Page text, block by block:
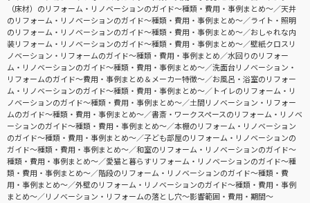
（床材）のリフォーム・リノベーションのガイド〜種類・費用・事例まとめ〜
天井
のリフォーム・リノベーションのガイド〜種類・費用・事例まとめ〜
ライト・照明
のリフォーム・リノベーションのガイド〜種類・費用・事例まとめ〜
おしゃれな内
装リフォーム・リノベーションのガイド〜種類・費用・事例まとめ〜
壁紙クロスリ
ノベーション・リフォームのガイド〜種類・費用・事例まとめ
水回りのリフォー
ム・リノベーションのガイド〜種類・費用・事例まとめ〜
洗面台リノベーション・
リフォームのガイド〜費用・事例まとめ＆メーカー特徴〜
お風呂・浴室のリフォー
ム・リノベーションのガイド〜種類・費用・事例まとめ〜
トイレのリフォーム・リ
ノベーションのガイド〜種類・費用・事例まとめ〜
土間リノベーション・リフォー
ムのガイド〜種類・費用・事例まとめ〜
書斎・ワークスペースのリフォーム・リノベ
ーションのガイド〜種類・費用・事例まとめ〜
本棚のリフォーム・リノベーション
のガイド〜種類・費用・事例まとめ〜
子ども部屋のリフォーム・リノベーションの
ガイド〜種類・費用・事例まとめ〜
和室のリフォーム・リノベーションのガイド〜
種類・費用・事例まとめ〜
愛猫と暮らすリフォーム・リノベーションのガイド〜種
類・費用・事例まとめ〜
階段のリフォーム・リノベーションのガイド〜種類・費
用・事例まとめ〜
外壁のリフォーム・リノベーションのガイド〜種類・費用・事例
まとめ〜
リノベーション・リフォームの落とし穴～影響範囲・費用・期間～